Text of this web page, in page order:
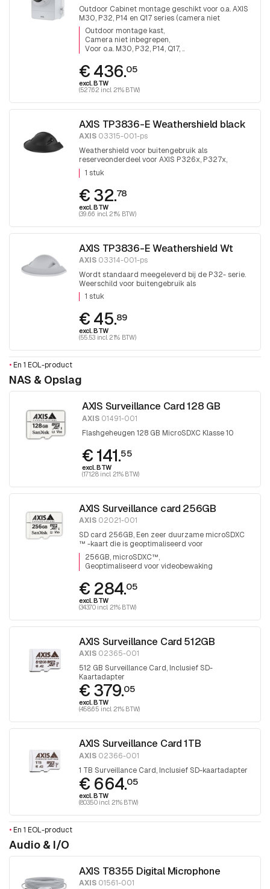
Outdoor Cabinet montage geschikt voor o.a. AXIS
M30, P32, P14 en Q17 series (camera niet
inbegrepen). Deze kast heeft een dikke deur
inbouw diepte 229 mm
Outdoor montage kast
Camera niet inbegrepen
Voor o.a. M30, P32, P14, Q17, ..
€ 436.05
excl. BTW
(527.62 incl. 21% BTW)
AXIS TP3836-E Weathershield black
AXIS 03315-001-ps
Weathershield voor buitengebruik als
reserveonderdeel voor AXIS P326x, P327x,
P328x, LVE. 1 stuk
1 stuk
€ 32.78
excl. BTW
(39.66 incl. 21% BTW)
AXIS TP3836-E Weathershield Wt
AXIS 03314-001-ps
Wordt standaard meegeleverd bij de P32- serie.
Weerschild voor buitengebruik als
reserveonderdeel voor AXIS P326x, P327x,
P328x, LVE. 1 stuk
1 stuk
€ 45.89
excl. BTW
(55.53 incl. 21% BTW)
• En 1 EOL-product
NAS & Opslag
AXIS Surveillance Card 128 GB
AXIS01491-001
Flashgeheugen 128 GB MicroSDXC Klasse 10
€ 141.55
excl. BTW
(171.28 incl. 21% BTW)
AXIS Surveillance card 256GB
AXIS 02021-001
SD card 256GB, Een zeer duurzame microSDXC
™ -kaart die is geoptimaliseerd voor
videobewaking.
256GB, microSDXC™
Geoptimaliseerd voor videobewaking
€ 284.05
excl. BTW
(343.70 incl. 21% BTW)
AXIS Surveillance Card 512GB
AXIS 02365-001
512 GB Surveillance Card, Inclusief SD-
Kaartadapter
€ 379.05
excl. BTW
(458.65 incl. 21% BTW)
AXIS Surveillance Card 1TB
AXIS 02366-001
1 TB Surveillance Card, Inclusief SD-kaartadapter
€ 664.05
excl. BTW
(803.50 incl. 21% BTW)
• En 1 EOL-product
Audio & I/O
AXIS T8355 Digital Microphone
AXIS 01561-001